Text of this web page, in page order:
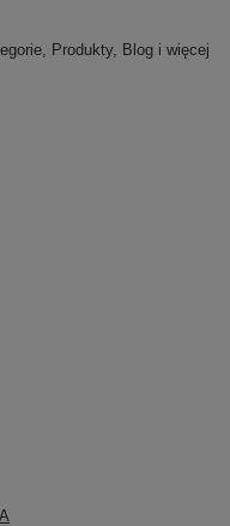
Produkty, Blog i więcej